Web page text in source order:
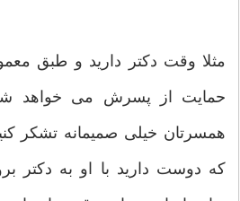
مثلا وقت دکتر دارید و طبق
حمایت از پسرش می خواهد شما
همسرتان خیلی صمیمانه تشکر
که دوست دارید با او به دکتر